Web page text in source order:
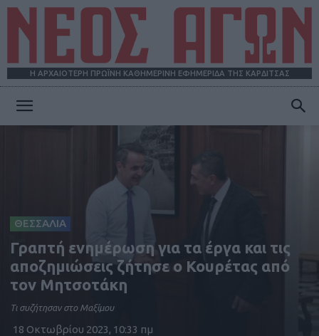
Η ΑΡΧΑΙΟΤΕΡΗ ΠΡΩΪΝΗ ΚΑΘΗΜΕΡΙΝΗ ΕΦΗΜΕΡΙΔΑ ΤΗΣ ΚΑΡΔΙΤΣΑΣ
ΘΕΣΣΑΛΙΑ
Γραπτή ενημέρωση για τα έργα και τις
αποζημιώσεις ζήτησε ο Κουρέτας από
τον Μητσοτάκη
Tι συζήτησαν στο Μαξίμου
18 Οκτωβρίου 2023, 10:33 πμ